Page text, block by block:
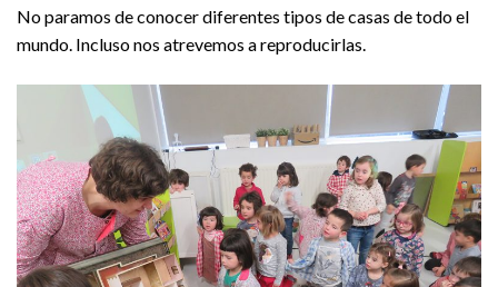
No paramos de conocer diferentes tipos de casas de todo el
mundo. Incluso nos atrevemos a reproducirlas.